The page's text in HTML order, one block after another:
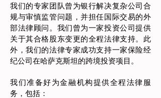
我们的专家团队曾为银行解决复杂公司合
规与审慎监管问题，并担任国际交易的外
部法律顾问。我们曾为一家投资公司提供
关于其合格股东变更的全程法律支持。此
外，我们的法律专家成功支持一家保险经
纪公司在哈萨克斯坦的跨境投资项目。
我们准备好为金融机构提供全程法律服
务，包括：